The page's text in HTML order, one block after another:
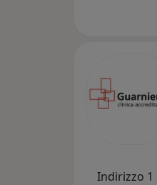
Indirizzo 1